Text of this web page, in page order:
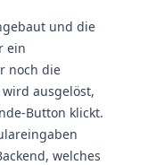
und die
ein
noch die
ausgelöst,
Button klickt.
welches